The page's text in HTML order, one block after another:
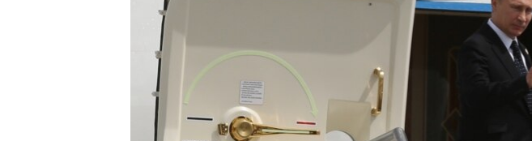
УКРАИНСКАЯ ПРОБЛЕМА КРЫМА